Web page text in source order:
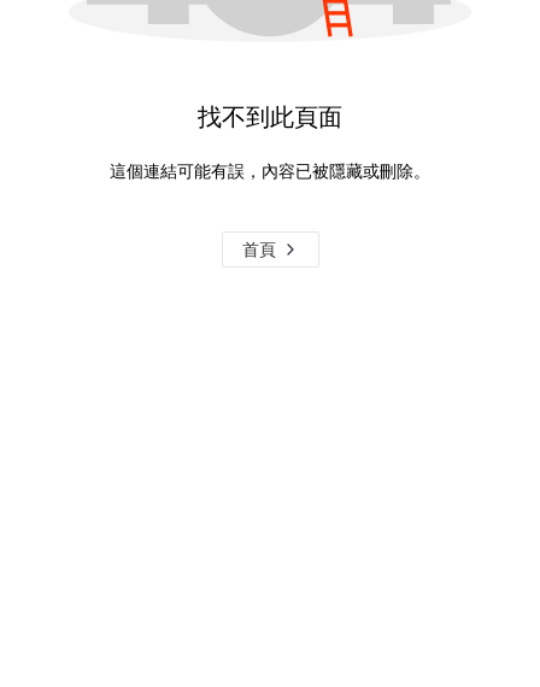
找不到此頁面
這個連結可能有誤，內容已被隱藏或刪除。
首頁